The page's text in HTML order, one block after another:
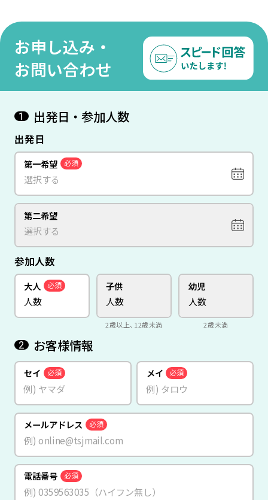
お申し込み・
お問い合わせ
1 出発日・参加人数
出発日
第一希望 必須
第二希望
参加人数
大人 必須 子供
2歳以上、12歳未満
幼児
2歳未満
2 お客様情報
セイ 必須 メイ 必須
メールアドレス 必須
電話番号 必須